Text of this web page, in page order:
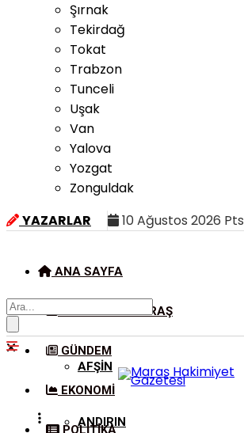
Şırnak
Tekirdağ
Tokat
Trabzon
Tunceli
Uşak
Van
Yalova
Yozgat
Zonguldak
YAZARLAR
10 Ağustos 2026 Pts
ANA SAYFA
KAHRAMANMARAŞ
AFŞIN
ANDIRIN
GÜNDEM
EKONOMI
POLITIKA